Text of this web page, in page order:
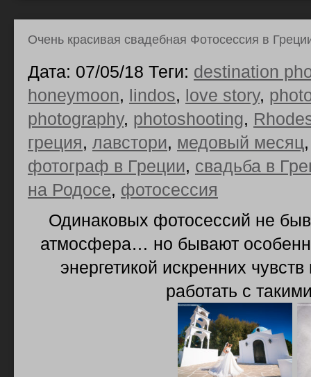
Очень красивая свадебная Фотосессия в
Дата: 07/05/18 Теги: destination
honeymoon, lindos, love story,
photography, photoshooting,
греция, лавстори, медовый месяц
фотограф в Греции, свадьба в
на Родосе, фотосессия
Одинаковых фотосессий не
атмосфера… но бывают
энергетикой искренних
работать с